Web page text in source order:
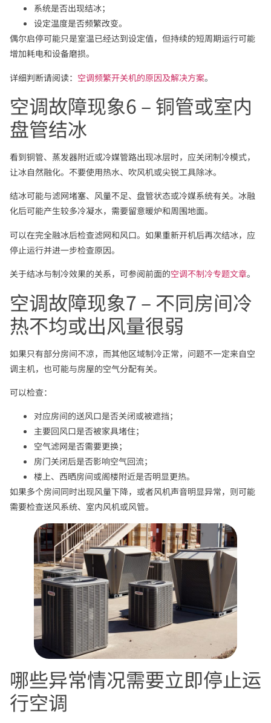
系统是否出现结冰；
设定温度是否频繁改变。
偶尔启停可能只是室温已经达到设定值，但持续的短周期运行可能
增加耗电和设备磨损。
详细判断请阅读： 空调频繁开关机的原因及解决方案。
空调故障现象6 – 铜管或室内
盘管结冰
看到铜管、蒸发器附近或冷媒管路出现冰层时，应关闭制冷模式，
让冰自然融化。不要使用热水、吹风机或尖锐工具除冰。
结冰可能与滤网堵塞、风量不足、盘管状态或冷媒系统有关。冰融
化后可能产生较多冷凝水，需要留意暖炉和周围地面。
可以在完全融冰后检查滤网和风口。如果重新开机后再次结冰，应
停止运行并进一步检查原因。
关于结冰与制冷效果的关系，可参阅前面的空调不制冷专题文章。
空调故障现象7 – 不同房间冷
热不均或出风量很弱
如果只有部分房间不凉，而其他区域制冷正常，问题不一定来自空
调主机，也可能与房屋的空气分配有关。
可以检查：
对应房间的送风口是否关闭或被遮挡；
主要回风口是否被家具堵住；
空气滤网是否需要更换；
房门关闭后是否影响空气回流；
楼上、西晒房间或阁楼附近是否明显更热。
如果多个房间同时出现风量下降，或者风机声音明显异常，则可能
需要检查送风系统、室内风机或风管。
哪些异常情况需要立即停止运
行空调